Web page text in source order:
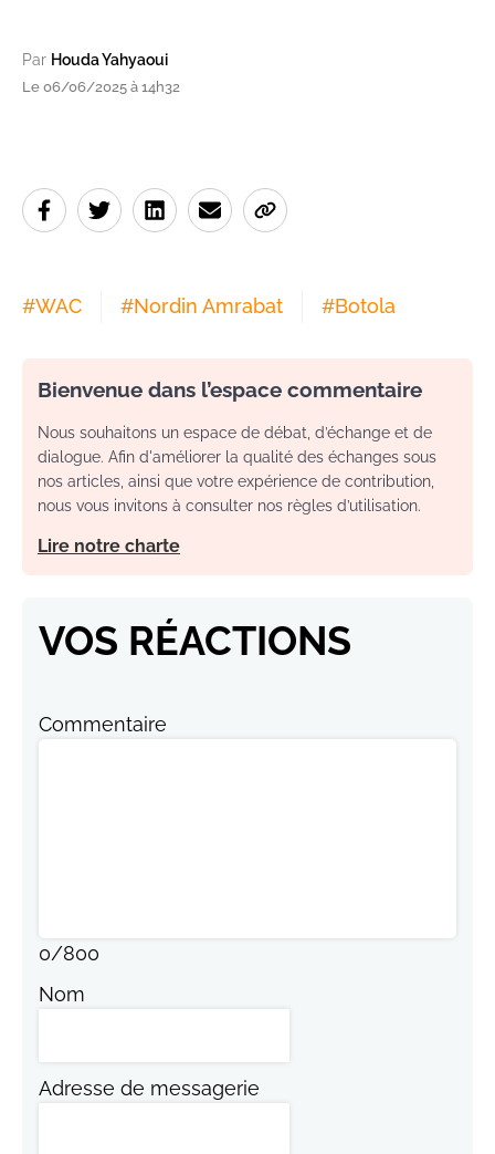
Par Houda Yahyaoui
Le 06/06/2025 à 14h32
#WAC #Nordin Amrabat #Botola
Bienvenue dans l’espace commentaire
Nous souhaitons un espace de débat, d’échange et de
dialogue. Afin d'améliorer la qualité des échanges sous
nos articles, ainsi que votre expérience de contribution,
nous vous invitons à consulter nos règles d’utilisation.
Lire notre charte
VOS RÉACTIONS
Commentaire
0/800
Nom
Adresse de messagerie